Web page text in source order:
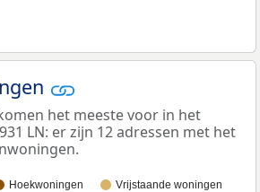
het meeste voor in het
LN: er zijn 12 adressen met het
Hoekwoningen Vrijstaande woningen